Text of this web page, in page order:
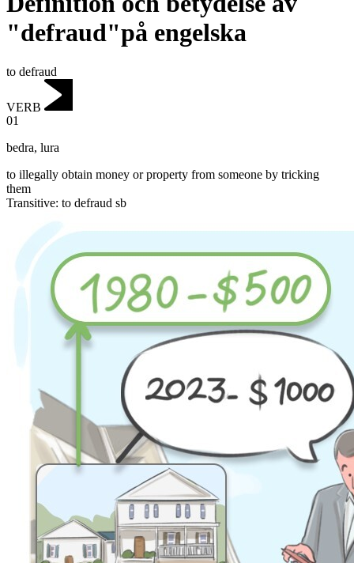
"defraud"på engelska
to defraud
VERB
01
bedra, lura
to illegally obtain money or property from someone by tricking
them
Transitive: to defraud sb